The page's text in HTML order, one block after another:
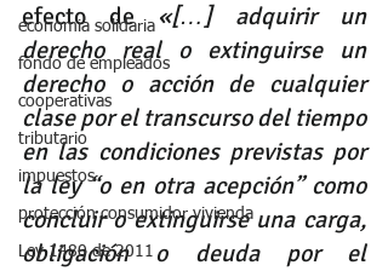
economia solidaria
fondo de empleados
cooperativas
tributario
impuestos
protección consumidor vivienda
Ley 1480 de 2011
efecto de «[…] adquirir un
derecho real o extinguirse un
derecho o acción de cualquier
clase por el transcurso del tiempo
en las condiciones previstas por
la ley “o en otra acepción” como
concluir o extinguirse una carga,
obligación o deuda por el